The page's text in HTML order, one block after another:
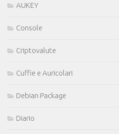
AUKEY
Console
Criptovalute
Cuffie e Auricolari
Debian Package
Diario